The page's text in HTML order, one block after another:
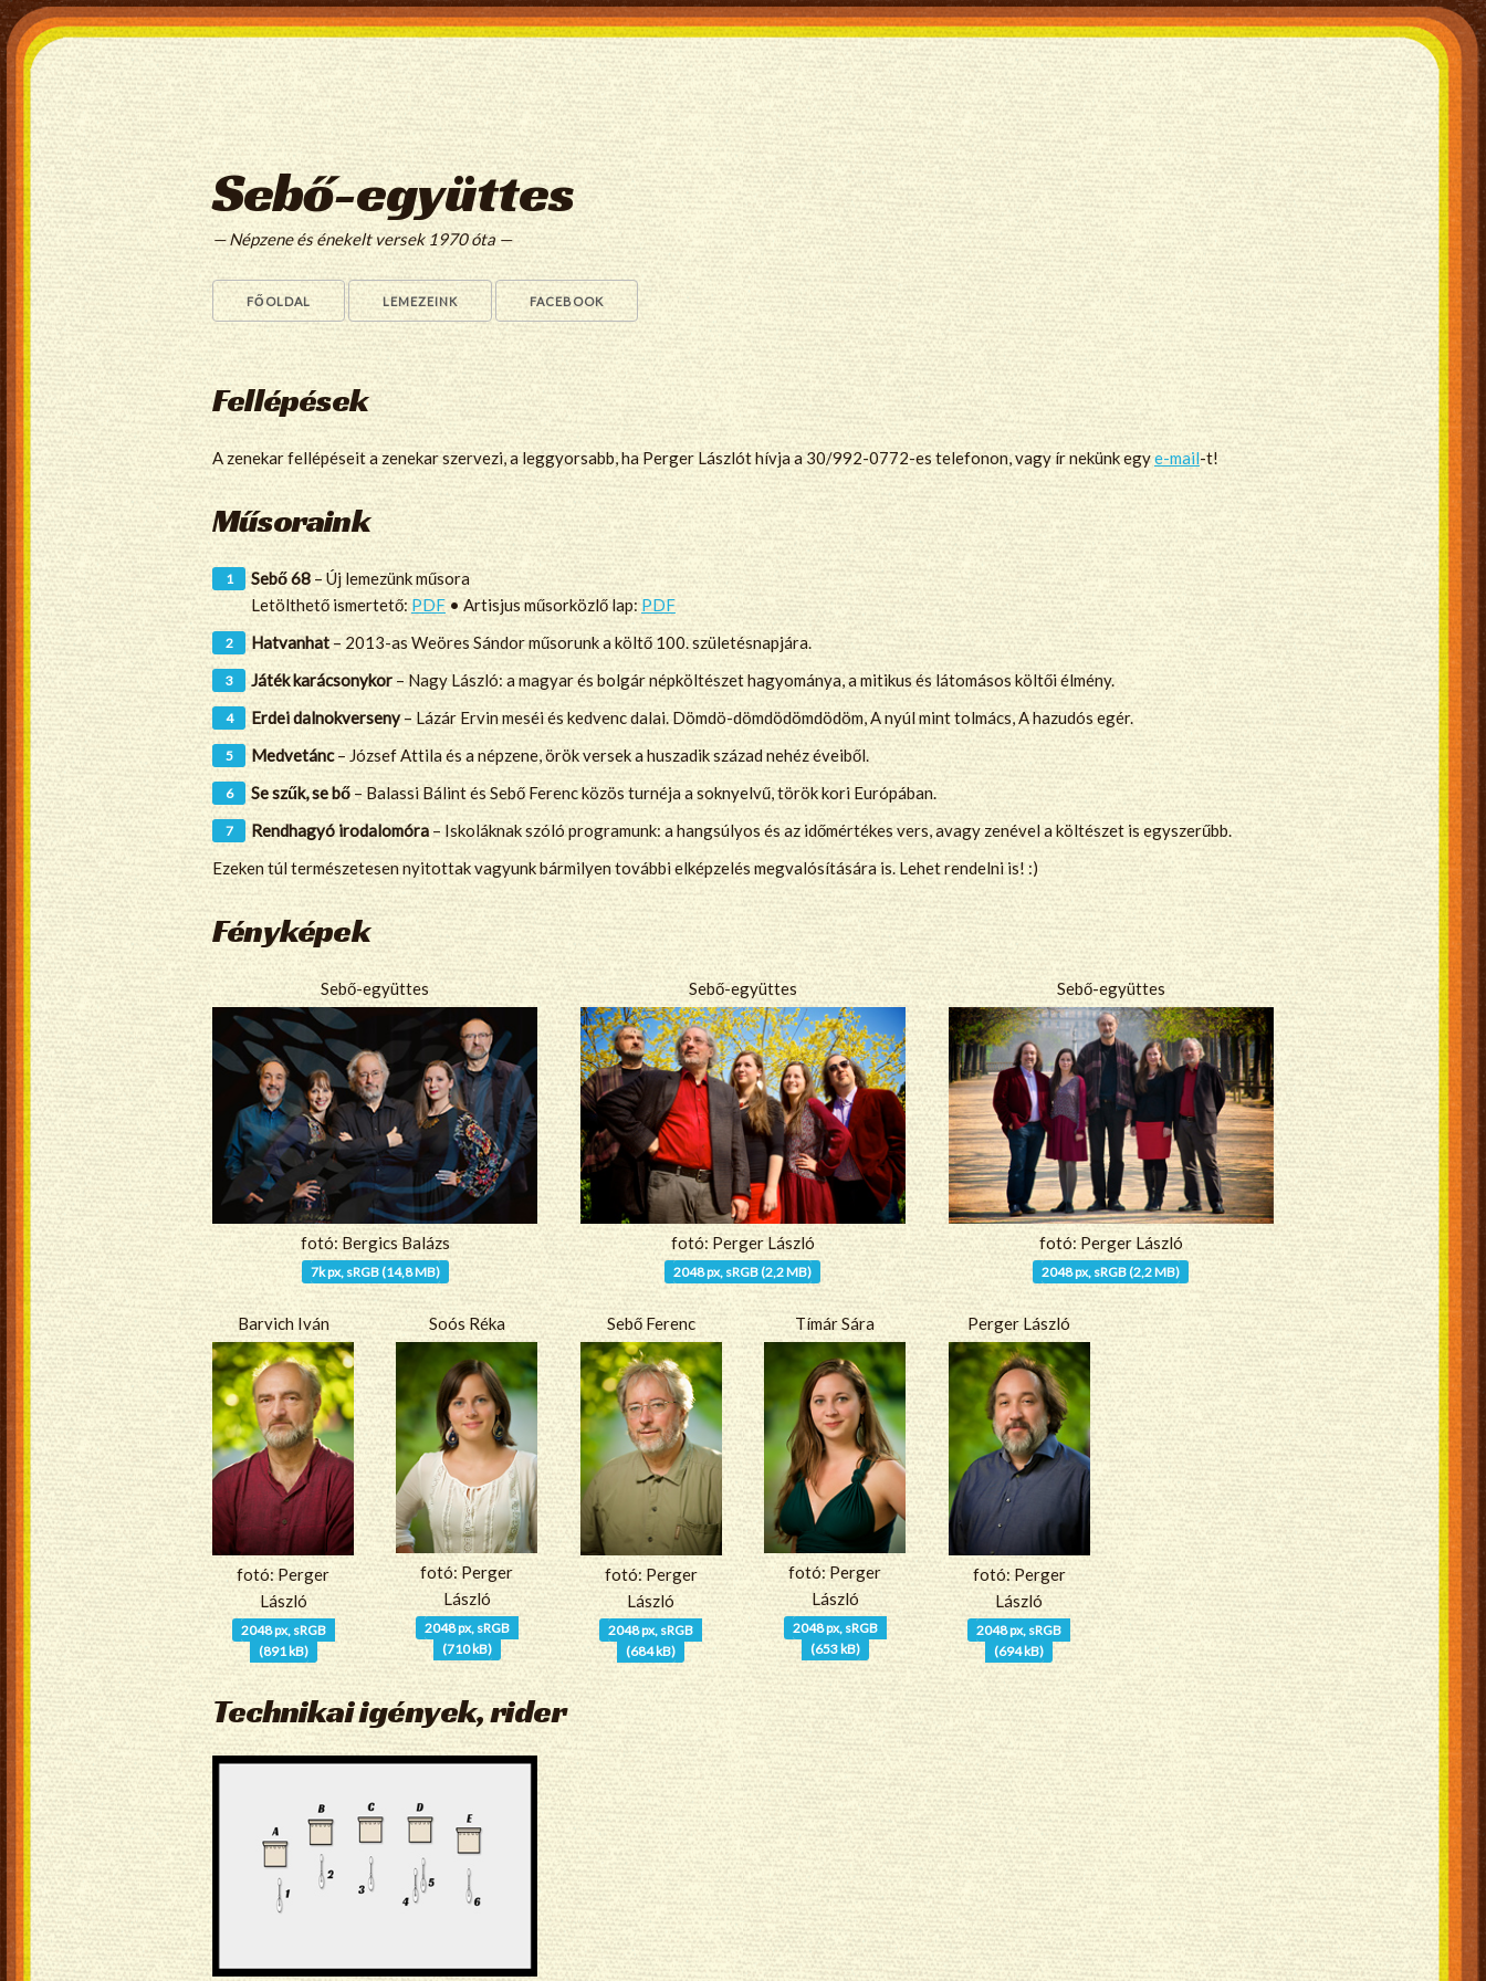
Sebő-együttes
— Népzene és énekelt versek 1970 óta —
FŐOLDAL LEMEZEINK FACEBOOK
Fellépések
A zenekar fellépéseit a zenekar szervezi, a leggyorsabb, ha Perger Lászlót hívja a 30/992-0772-es telefonon, vagy ír nekünk egye-mail-t!
Műsoraink
Sebő 68 – Új lemezünk műsora
Letölthető ismertető:PDF • Artisjus műsorközlő lap:PDF
Hatvanhat– 2013-as Weöres Sándor műsorunk a költő 100. születésnapjára.
Játék karácsonykor– Nagy László: a magyar és bolgár népköltészet hagyománya, a mitikus és látomásos költői élmény.
Erdei dalnokverseny– Lázár Ervin meséi és kedvenc dalai. Dömdö-dömdödömdödöm, A nyúl mint tolmács, A hazudós egér.
Medvetánc– József Attila és a népzene, örök versek a huszadik század nehéz éveiből.
Se szűk, se bő– Balassi Bálint és Sebő Ferenc közös turnéja a soknyelvű, török kori Európában.
Rendhagyó irodalomóra – Iskoláknak szóló programunk: a hangsúlyos és az időmértékes vers, avagy zenével a költészet is egyszerűbb.
Ezeken túl természetesen nyitottak vagyunk bármilyen további elképzelés megvalósítására is. Lehet rendelni is! :)
Fényképek
Sebő-együttes
fotó: Bergics Balázs
7k px, sRGB (14,8 MB)
Sebő-együttes
fotó: Perger László
2048 px, sRGB (2,2 MB)
Sebő-együttes
fotó: Perger László
2048 px, sRGB (2,2 MB)
Barvich Iván
fotó: Perger
László
2048 px, sRGB
(891 kB)
Soós Réka
fotó: Perger
László
2048 px, sRGB
(710 kB)
Sebő Ferenc
fotó: Perger
László
2048 px, sRGB
(684 kB)
Tímár Sára
fotó: Perger
László
2048 px, sRGB
(653 kB)
Perger László
fotó: Perger
László
2048 px, sRGB
(694 kB)
Technikai igények, rider